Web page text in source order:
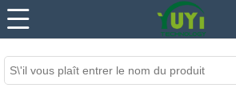
......